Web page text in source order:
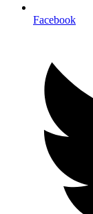
Facebook